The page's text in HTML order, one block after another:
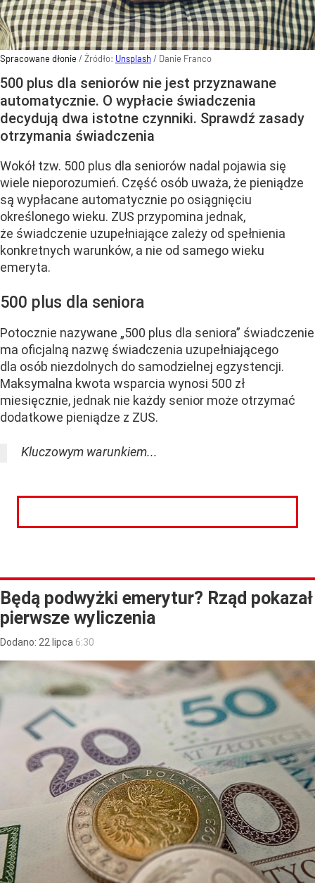
Spracowane dłonie/ Źródło: Unsplash / Danie Franco
500 plus dla seniorów nie jest przyznawane
automatycznie. O wypłacie świadczenia
decydują dwa istotne czynniki. Sprawdź zasady
otrzymania świadczenia
Wokół tzw. 500 plus dla seniorów nadal pojawia się
wiele nieporozumień. Część osób uważa, że pieniądze
są wypłacane automatycznie po osiągnięciu
określonego wieku. ZUS przypomina jednak,
że świadczenie uzupełniające zależy od spełnienia
konkretnych warunków, a nie od samego wieku
emeryta.
500 plus dla seniora
Potocznie nazywane „500 plus dla seniora” świadczenie
ma oficjalną nazwę świadczenia uzupełniającego
dla osób niezdolnych do samodzielnej egzystencji.
Maksymalna kwota wsparcia wynosi 500 zł
miesięcznie, jednak nie każdy senior może otrzymać
dodatkowe pieniądze z ZUS.
Kluczowym warunkiem...
Będą podwyżki emerytur? Rząd pokazał
pierwsze wyliczenia
Dodano: 22 lipca 6:30